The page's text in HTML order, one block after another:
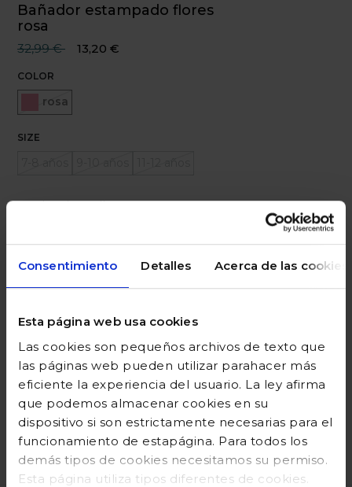
Consentimiento Detalles Acerca de las cookies
Esta página web usa cookies
Las cookies son pequeños archivos de texto que
las páginas web pueden utilizar parahacer más
eficiente la experiencia del usuario. La ley afirma
que podemos almacenar cookies en su
dispositivo si son estrictamente necesarias para el
funcionamiento de estapágina. Para todos los
demás tipos de cookies necesitamos su permiso.
Esta página utiliza tipos diferentes de cookies.
Bañador estampado flores
rosa
Precio reducido desde
32,99 €hasta
13,20 €
COLOR
rosa
Seleccionado
SIZE
Ayuda sobre tallas
Añadir a la cesta
DESCRIPCIÓN
COMPOSICIÓN
DEVOLUCIONES